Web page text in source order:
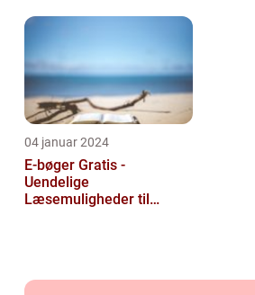
04 januar 2024
E-bøger Gratis -
Uendelige
Læsemuligheder til